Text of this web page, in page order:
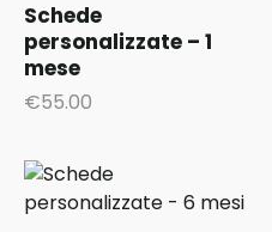
Schede
personalizzate – 1
mese
€55.00